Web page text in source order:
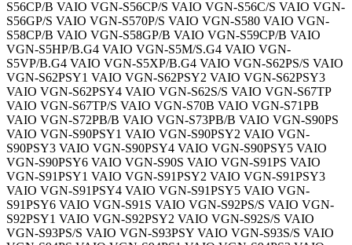
S56CP/B VAIO VGN-S56CP/S VAIO VGN-S56C/S VAIO VGN-
S56GP/S VAIO VGN-S570P/S VAIO VGN-S580 VAIO VGN-
S58CP/B VAIO VGN-S58GP/B VAIO VGN-S59CP/B VAIO
VGN-S5HP/B.G4 VAIO VGN-S5M/S.G4 VAIO VGN-
S5VP/B.G4 VAIO VGN-S5XP/B.G4 VAIO VGN-S62PS/S VAIO
VGN-S62PSY1 VAIO VGN-S62PSY2 VAIO VGN-S62PSY3
VAIO VGN-S62PSY4 VAIO VGN-S62S/S VAIO VGN-S67TP
VAIO VGN-S67TP/S VAIO VGN-S70B VAIO VGN-S71PB
VAIO VGN-S72PB/B VAIO VGN-S73PB/B VAIO VGN-S90PS
VAIO VGN-S90PSY1 VAIO VGN-S90PSY2 VAIO VGN-
S90PSY3 VAIO VGN-S90PSY4 VAIO VGN-S90PSY5 VAIO
VGN-S90PSY6 VAIO VGN-S90S VAIO VGN-S91PS VAIO
VGN-S91PSY1 VAIO VGN-S91PSY2 VAIO VGN-S91PSY3
VAIO VGN-S91PSY4 VAIO VGN-S91PSY5 VAIO VGN-
S91PSY6 VAIO VGN-S91S VAIO VGN-S92PS/S VAIO VGN-
S92PSY1 VAIO VGN-S92PSY2 VAIO VGN-S92S/S VAIO
VGN-S93PS/S VAIO VGN-S93PSY VAIO VGN-S93S/S VAIO